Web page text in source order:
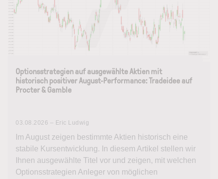
Optionsstrategien auf ausgewählte Aktien mit
historisch positiver August-Performance: Tradeidee auf
Procter & Gamble
03.08.2026 – Eric Ludwig
Im August zeigen bestimmte Aktien historisch eine
stabile Kursentwicklung. In diesem Artikel stellen wir
Ihnen ausgewählte Titel vor und zeigen, mit welchen
Optionsstrategien Anleger von möglichen